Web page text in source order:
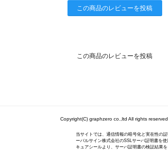
この商品のレビューを投稿
この商品のレビューを投稿
Copyright(C) graphzero co.,ltd All rights reserved.
当サイトでは、通信情報の暗号化と実在性の
ーバルサイン株式会社のSSLサーバ証明書を
キュアシールより、サーバ証明書の検証結果を